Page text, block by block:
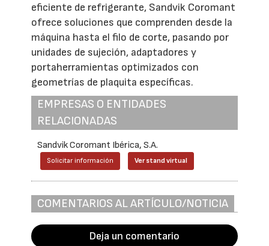
eficiente de refrigerante, Sandvik Coromant
ofrece soluciones que comprenden desde la
máquina hasta el filo de corte, pasando por
unidades de sujeción, adaptadores y
portaherramientas optimizados con
geometrías de plaquita específicas.
EMPRESAS O ENTIDADES
RELACIONADAS
Sandvik Coromant Ibérica, S.A.
Solicitar información Ver stand virtual
COMENTARIOS AL ARTÍCULO/NOTICIA
Deja un comentario